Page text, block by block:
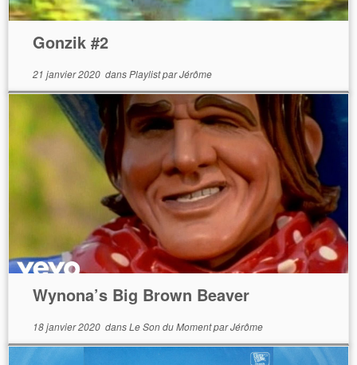
Gonzik #2
21 janvier 2020dansPlaylistparJérôme
Wynona’s Big Brown Beaver
18 janvier 2020dansLe Son du MomentparJérôme